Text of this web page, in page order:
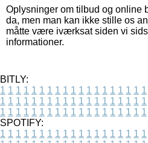
Oplysninger om tilbud og online
da, men man kan ikke stille os
måtte være iværksat siden vi
informationer.
BITLY:
1 1 1 1 1 1 1 1 1 1 1 1 1 1 1 1 1 1 1
1 1 1 1 1 1 1 1 1 1 1 1 1 1 1 1 1 1 1
1 1 1 1 1 1 1 1 1 1 1 1 1 1 1 1 1 1 1
SPOTIFY:
1 1 1 1 1 1 1 1 1 1 1 1 1 1 1 1 1 1 1